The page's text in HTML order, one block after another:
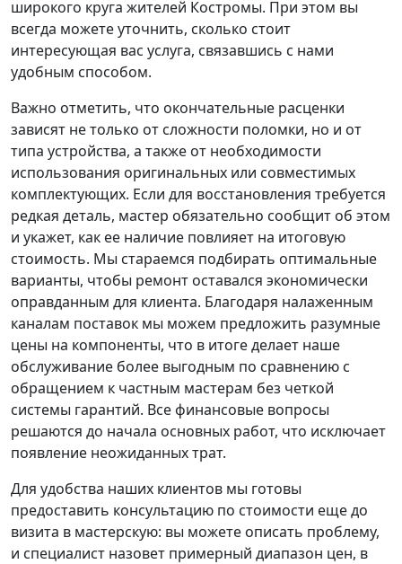
широкого круга жителей Костромы. При этом вы
всегда можете уточнить, сколько стоит
интересующая вас услуга, связавшись с нами
удобным способом.
Важно отметить, что окончательные расценки
зависят не только от сложности поломки, но и от
типа устройства, а также от необходимости
использования оригинальных или совместимых
комплектующих. Если для восстановления требуется
редкая деталь, мастер обязательно сообщит об этом
и укажет, как ее наличие повлияет на итоговую
стоимость. Мы стараемся подбирать оптимальные
варианты, чтобы ремонт оставался экономически
оправданным для клиента. Благодаря налаженным
каналам поставок мы можем предложить разумные
цены на компоненты, что в итоге делает наше
обслуживание более выгодным по сравнению с
обращением к частным мастерам без четкой
системы гарантий. Все финансовые вопросы
решаются до начала основных работ, что исключает
появление неожиданных трат.
Для удобства наших клиентов мы готовы
предоставить консультацию по стоимости еще до
визита в мастерскую: вы можете описать проблему,
и специалист назовет примерный диапазон цен, в